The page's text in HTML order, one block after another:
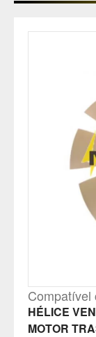
Compatível
HÉLICE
MOTOR